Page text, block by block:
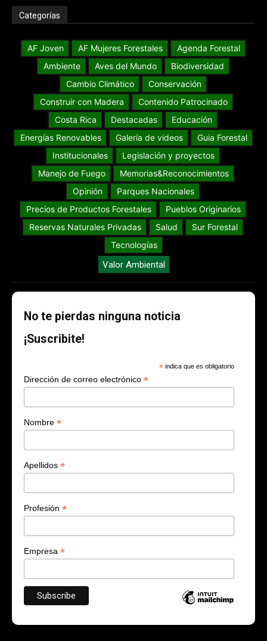
Categorías
AF Joven AF Mujeres Forestales
Agenda Forestal
Ambiente
Aves del Mundo
Biodiversidad
Cambio Climático
Conservación
Construir con Madera
Contenido Patrocinado
Costa Rica
Destacadas
Educación
Energías Renovables
Galería de videos
Guia Forestal
Institucionales
Legislación y proyectos
Manejo de Fuego
Memorias&Reconocimientos
Opinión
Parques Nacionales
Precios de Productos Forestales
Pueblos Originarios
Reservas Naturales Privadas
Salud
Sur Forestal
Tecnologías
Valor Ambiental
No te pierdas ninguna noticia
¡Suscribite!
* indica que es obligatorio
Dirección de correo electrónico *
Nombre *
Apellidos *
Profesión *
Empresa *